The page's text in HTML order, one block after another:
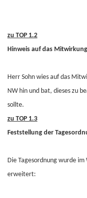
zu TOP 1.2
Hinweis auf das
Herr Sohn wies auf das
NW hin und bat, dieses zu
sollte.
zu TOP 1.3
Feststellung der
Die Tagesordnung wurde
erweitert: